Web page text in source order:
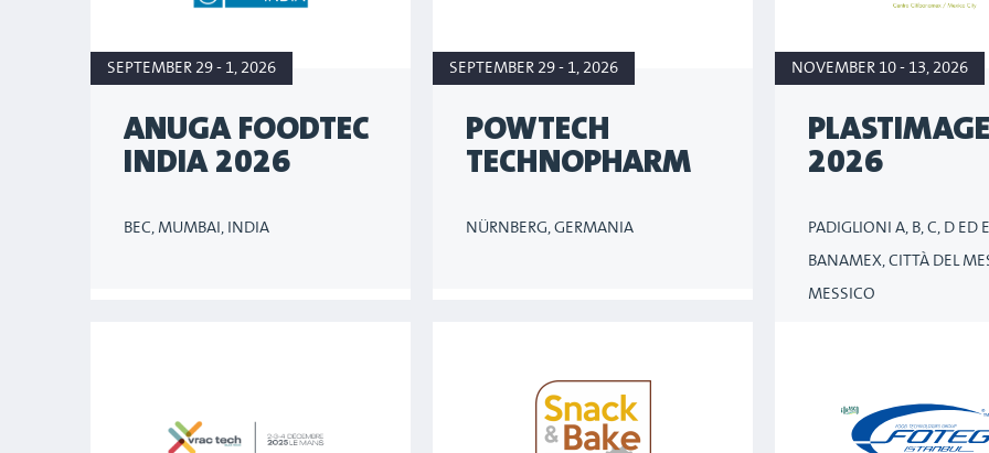
SEPTEMBER 29 - 1, 2026
ANUGA FOODTEC
INDIA 2026
BEC, MUMBAI, INDIA
SEPTEMBER 29 - 1, 2026
POWTECH
TECHNOPHARM
NÜRNBERG, GERMANIA
NOVEMBER 10 - 13, 2026
2026
PADIGLIONI A, B, C, D ED
BANAMEX, CITTÀ DEL
MESSICO